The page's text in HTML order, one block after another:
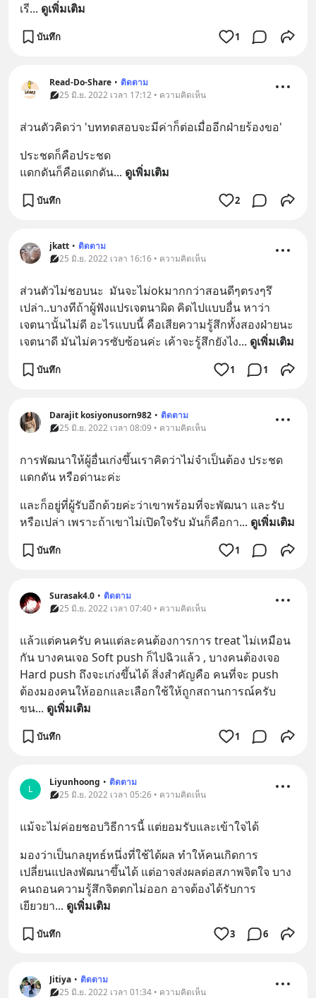
เรี... ดูเพิ่มเติม
บันทึก 1
Read-Do-Share • ติดตาม
25 มิ.ย. 2022 เวลา 17:12 • ความคิดเห็น
ส่วนตัวคิดว่า 'บททดสอบจะมีค่าก็ต่อเมื่ออีกฝ่ายร้องขอ'
ประชดก็คือประชด
แดกดันก็คือแดกดัน... ดูเพิ่มเติม
บันทึก 2
jkatt • ติดตาม
25 มิ.ย. 2022 เวลา 16:16 • ความคิดเห็น
ส่วนตัวไม่ชอบนะ  มันจะไม่okมากกว่าสอนดีๆตรงๆรึ
เปล่า..บางทีถ้าผู้ฟังแปรเจตนาผิด คิดไปแบบอื่น หาว่า
เจตนานั้นไม่ดี อะไรแบบนี้ คือเสียความรู้สึกทั้งสองฝ่ายนะ
เจตนาดี มันไม่ควรซับซ้อนค่ะ เค้าจะรู้สึกยังไง... ดูเพิ่มเติม
บันทึก 1 1
Darajit kosiyonusorn982 • ติดตาม
25 มิ.ย. 2022 เวลา 08:09 • ความคิดเห็น
การพัฒนาให้ผู้อื่นเก่งขึ้นเราคิดว่าไม่จำเป็นต้อง ประชด
แดกดัน หรือด่านะค่ะ
และก็อยู่ที่ผู้รับอีกด้วยค่ะว่าเขาพร้อมที่จะพัฒนา และรับ
หรือเปล่า เพราะถ้าเขาไม่เปิดใจรับ มันก็คือกา... ดูเพิ่มเติม
บันทึก 1
Surasak4.0 • ติดตาม
25 มิ.ย. 2022 เวลา 07:40 • ความคิดเห็น
แล้วแต่คนครับ คนแต่ละคนต้องการการ treat ไม่เหมือน
กัน บางคนเจอ Soft push ก็ไปฉิวแล้ว , บางคนต้องเจอ
Hard push ถึงจะเก่งขึ้นได้ สิ่งสำคัญคือ คนที่จะ push
ต้องมองคนให้ออกและเลือกใช้ให้ถูกสถานการณ์ครับ
ขน... ดูเพิ่มเติม
บันทึก 1
L
Liyunhoong • ติดตาม
25 มิ.ย. 2022 เวลา 05:26 • ความคิดเห็น
แม้จะไม่ค่อยชอบวิธีการนี้ แต่ยอมรับและเข้าใจได้
มองว่าเป็นกลยุทธ์หนึ่งที่ใช้ได้ผล ทำให้คนเกิดการ
เปลี่ยนแปลงพัฒนาขึ้นได้ แต่อาจส่งผลต่อสภาพจิตใจ บาง
คนถอนความรู้สึกจิตตกไม่ออก อาจต้องได้รับการ
เยียวยา... ดูเพิ่มเติม
บันทึก 3 6
Jitiya • ติดตาม
25 มิ.ย. 2022 เวลา 01:34 • ความคิดเห็น